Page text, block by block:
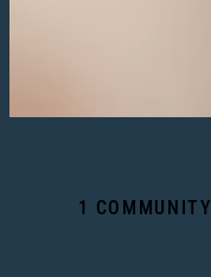
1 COMMUNITY